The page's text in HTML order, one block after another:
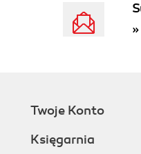
Użycie
Deklarowanie
Użycie w
»
Twoje Konto
Księgarnia